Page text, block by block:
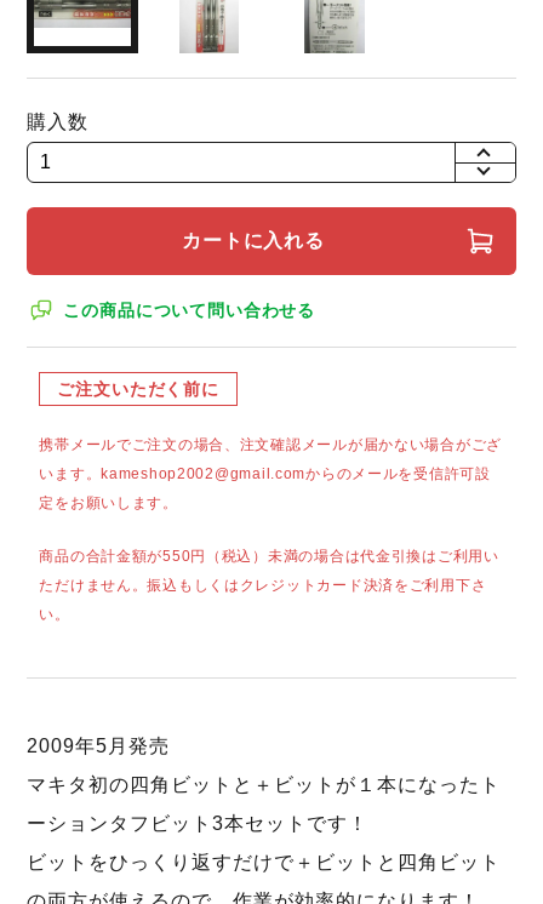
購入数
+
カートに入れる
この商品について問い合わせる
ご注文いただく前に
携帯メールでご注文の場合、注文確認メールが届かない場合がござ
います。kameshop2002@gmail.comからのメールを受信許可設
定をお願いします。
商品の合計金額が550円（税込）未満の場合は代金引換はご利用い
ただけません。振込もしくはクレジットカード決済をご利用下さ
い。
2009年5月発売
マキタ初の四角ビットと＋ビットが１本になったト
ーションタフビット3本セットです！
ビットをひっくり返すだけで＋ビットと四角ビット